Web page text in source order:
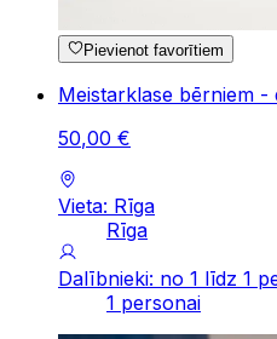
Pievienot favorītiem
Meistarklase bērniem -
50,00 €
Vieta: Rīga
Rīga
Dalībnieki: no 1 līdz 1
1 personai